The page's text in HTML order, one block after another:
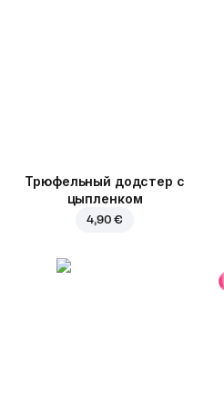
Трюфельный додстер c
цыпленком
4,90 €